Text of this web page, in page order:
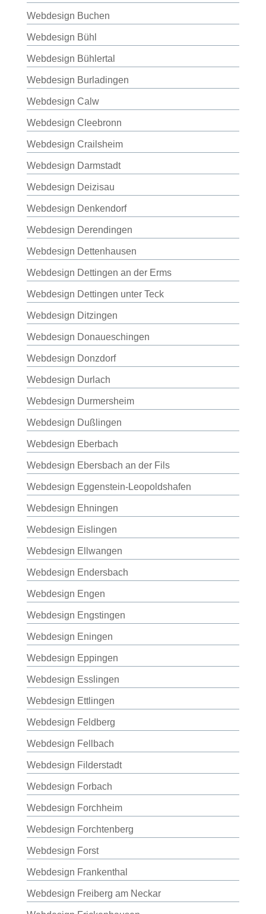
Webdesign Buchen
Webdesign Bühl
Webdesign Bühlertal
Webdesign Burladingen
Webdesign Calw
Webdesign Cleebronn
Webdesign Crailsheim
Webdesign Darmstadt
Webdesign Deizisau
Webdesign Denkendorf
Webdesign Derendingen
Webdesign Dettenhausen
Webdesign Dettingen an der Erms
Webdesign Dettingen unter Teck
Webdesign Ditzingen
Webdesign Donaueschingen
Webdesign Donzdorf
Webdesign Durlach
Webdesign Durmersheim
Webdesign Dußlingen
Webdesign Eberbach
Webdesign Ebersbach an der Fils
Webdesign Eggenstein-Leopoldshafen
Webdesign Ehningen
Webdesign Eislingen
Webdesign Ellwangen
Webdesign Endersbach
Webdesign Engen
Webdesign Engstingen
Webdesign Eningen
Webdesign Eppingen
Webdesign Esslingen
Webdesign Ettlingen
Webdesign Feldberg
Webdesign Fellbach
Webdesign Filderstadt
Webdesign Forbach
Webdesign Forchheim
Webdesign Forchtenberg
Webdesign Forst
Webdesign Frankenthal
Webdesign Freiberg am Neckar